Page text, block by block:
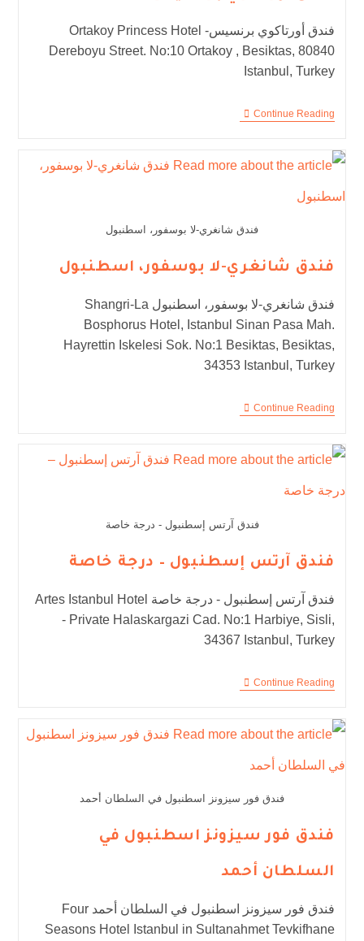
فندق أورتاكوي برنسيس- Ortakoy Princess Hotel
Dereboyu Street. No:10 Ortakoy , Besiktas, 80840
Istanbul, Turkey
Continue Reading
فندق شانغري-لا بوسفور، اسطنبول
فندق شانغري-لا بوسفور، اسطنبول
فندق شانغري-لا بوسفور، اسطنبول Shangri-La
Bosphorus Hotel, Istanbul Sinan Pasa Mah.
Hayrettin Iskelesi Sok. No:1 Besiktas, Besiktas,
34353 Istanbul, Turkey
Continue Reading
فندق آرتس إسطنبول - درجة خاصة
فندق آرتس إسطنبول – درجة خاصة
فندق آرتس إسطنبول - درجة خاصة Artes Istanbul Hotel
- Private Halaskargazi Cad. No:1 Harbiye, Sisli,
34367 Istanbul, Turkey
Continue Reading
فندق فور سيزونز اسطنبول في السلطان أحمد
فندق فور سيزونز اسطنبول في
السلطان أحمد
فندق فور سيزونز اسطنبول في السلطان أحمد Four
Seasons Hotel Istanbul in Sultanahmet Tevkifhane